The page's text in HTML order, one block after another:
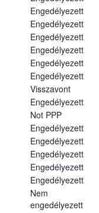
Engedélyezett
Engedélyezett
Engedélyezett
Engedélyezett
Engedélyezett
Engedélyezett
Visszavont
Engedélyezett
Not PPP
Engedélyezett
Engedélyezett
Engedélyezett
Engedélyezett
Engedélyezett
Nem
engedélyezett